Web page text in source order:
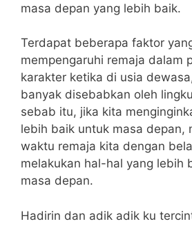
masa depan yang lebih baik.
Terdapat beberapa faktor
mempengaruhi remaja dalam
karakter ketika di usia
banyak disebabkan oleh
sebab itu, jika kita
lebih baik untuk masa depan,
waktu remaja kita dengan
melakukan hal-hal yang lebih
masa depan.
Hadirin dan adik adik ku